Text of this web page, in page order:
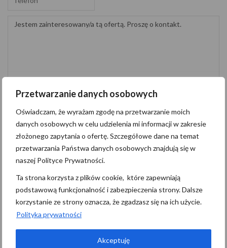
Przetwarzanie danych osobowych
Oświadczam, że wyrażam zgodę na przetwarzanie moich
danych osobowych w celu udzielenia mi informacji w zakresie
złożonego zapytania o ofertę. Szczegółowe dane na temat
przetwarzania Państwa danych osobowych znajdują się w
naszej Polityce Prywatności.
Ta strona korzysta z plików cookie, które zapewniają
podstawową funkcjonalność i zabezpieczenia strony. Dalsze
korzystanie ze strony oznacza, że zgadzasz się na ich użycie.
Polityka prywatności
Akceptuję
Oświadczam, że wyrażam zgodę na przetwarzanie moich danych
osobowych w celu udzielenia mi informacji w zakresie złożonego zapytania o
ofertę. Szczegółowe dane na temat przetwarzania Państwa danych osobowych
znajdują się tutaj.
Wyślij wiadomość
Administratorem danych osobowych jest Pomerania Nieruchomości z
siedzibą przy M.Niedziałkowskiego 21/101, 71-410 Szczecin
(“Administrator”), z którym można się skontaktować przez adres
biuro@pomerania.szczecin.pl…